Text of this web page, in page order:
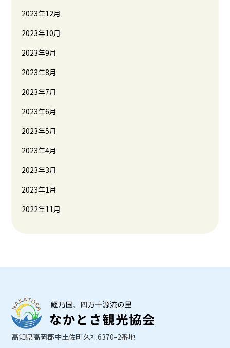
2023年12月
2023年10月
2023年9月
2023年8月
2023年7月
2023年6月
2023年5月
2023年4月
2023年3月
2023年1月
2022年11月
高知県高岡郡中土佐町久礼6370-2番地